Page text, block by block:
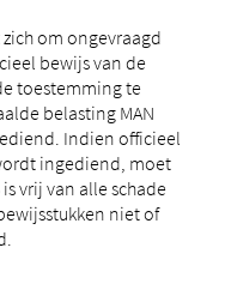
om ongevraagd
bewijs van de
toestemming te
belasting MAN
Indien officieel
ingediend, moet
vrij van alle schade
niet of